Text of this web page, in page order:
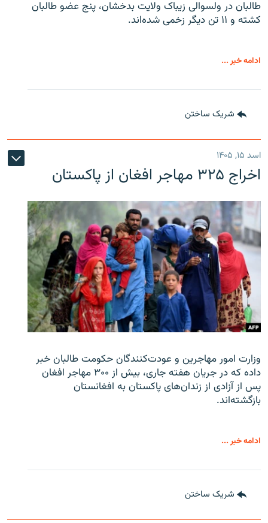
طالبان در ولسوالی زیباک ولایت بدخشان، پنج عضو طالبان
کشته و ۱۱ تن دیگر زخمی شده‌اند.
ادامه خبر ...
شریک ساختن
اسد ۱۵, ۱۴۰۵
اخراج ۳۲۵ مهاجر افغان از پاکستان
وزارت امور مهاجرین و عودت‌کنندگان حکومت طالبان خبر
داده که در جریان هفته جاری، بیش از ۳۰۰ مهاجر افغان
پس از آزادی از زندان‌های پاکستان به افغانستان
بازگشته‌اند.
ادامه خبر ...
شریک ساختن